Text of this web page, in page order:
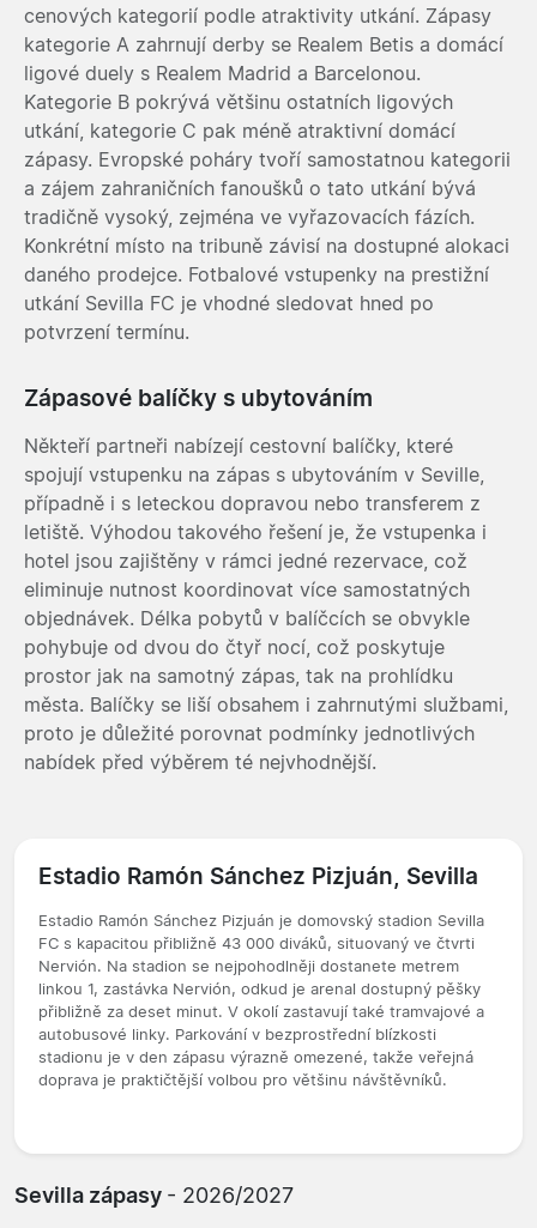
cenových kategorií podle atraktivity utkání. Zápasy
kategorie A zahrnují derby se Realem Betis a domácí
ligové duely s Realem Madrid a Barcelonou.
Kategorie B pokrývá většinu ostatních ligových
utkání, kategorie C pak méně atraktivní domácí
zápasy. Evropské poháry tvoří samostatnou kategorii
a zájem zahraničních fanoušků o tato utkání bývá
tradičně vysoký, zejména ve vyřazovacích fázích.
Konkrétní místo na tribuně závisí na dostupné alokaci
daného prodejce. Fotbalové vstupenky na prestižní
utkání Sevilla FC je vhodné sledovat hned po
potvrzení termínu.
Zápasové balíčky s ubytováním
Někteří partneři nabízejí cestovní balíčky, které
spojují vstupenku na zápas s ubytováním v Seville,
případně i s leteckou dopravou nebo transferem z
letiště. Výhodou takového řešení je, že vstupenka i
hotel jsou zajištěny v rámci jedné rezervace, což
eliminuje nutnost koordinovat více samostatných
objednávek. Délka pobytů v balíčcích se obvykle
pohybuje od dvou do čtyř nocí, což poskytuje
prostor jak na samotný zápas, tak na prohlídku
města. Balíčky se liší obsahem i zahrnutými službami,
proto je důležité porovnat podmínky jednotlivých
nabídek před výběrem té nejvhodnější.
Estadio Ramón Sánchez Pizjuán, Sevilla
Estadio Ramón Sánchez Pizjuán je domovský stadion Sevilla
FC s kapacitou přibližně 43 000 diváků, situovaný ve čtvrti
Nervión. Na stadion se nejpohodlněji dostanete metrem
linkou 1, zastávka Nervión, odkud je arenal dostupný pěšky
přibližně za deset minut. V okolí zastavují také tramvajové a
autobusové linky. Parkování v bezprostřední blízkosti
stadionu je v den zápasu výrazně omezené, takže veřejná
doprava je praktičtější volbou pro většinu návštěvníků.
Sevilla zápasy - 2026/2027